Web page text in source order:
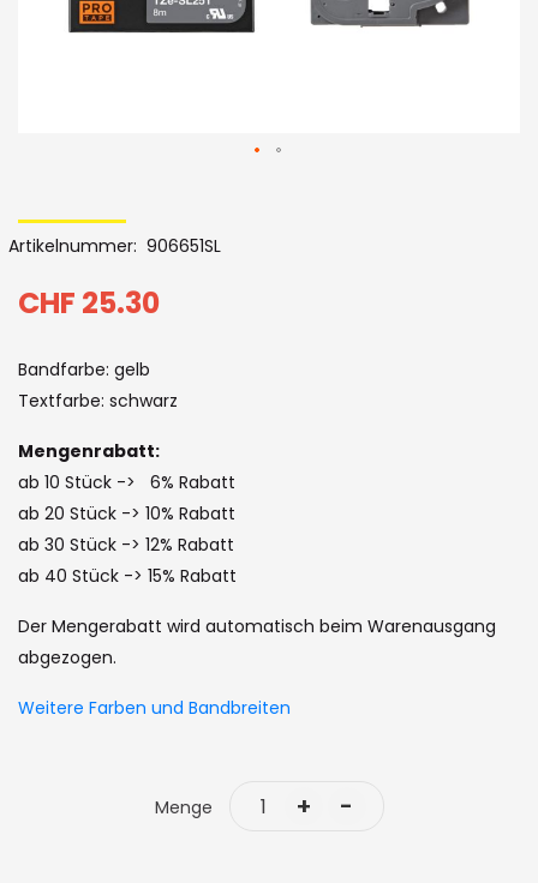
to
the
beginning
the
gallery
CHF 25.30
Artikelnummer 906651SL
Bandfarbe: gelb
Textfarbe: schwarz
Mengenrabatt:
ab 10 Stück -> 6% Rabatt
ab 20 Stück -> 10% Rabatt
ab 30 Stück -> 12% Rabatt
ab 40 Stück -> 15% Rabatt
Der Mengerabatt wird automatisch beim Warenausgang
abgezogen.
Weitere Farben und Bandbreiten
Menge -
+